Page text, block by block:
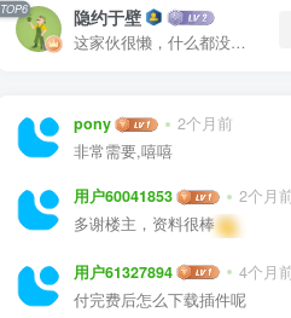
TOP6 隐约于壁
这家伙很懒，什么都没有写...
pony 2个月前
非常需要,嘻嘻
用户60041853 2个月
多谢楼主，资料很棒
用户61327894 4个月
付完费后怎么下载插件呢